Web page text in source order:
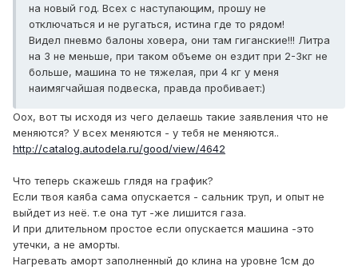
на новый год. Всех с наступающим, прошу не
отключаться и не ругаться, истина где то рядом!
Видел пневмо балоны ховера, они там гиганские!!! Литра
на 3 не меньше, при таком объеме он ездит при 2-3кг не
больше, машина то не тяжелая, при 4 кг у меня
наимягчайшая подвеска, правда пробивает:)
Оох, вот ты исходя из чего делаешь такие заявления что не
меняются? У всех меняются - у тебя не меняются..
http://catalog.autodela.ru/good/view/4642
Что теперь скажешь глядя на график?
Если твоя каяба сама опускается - сальник труп, и опыт не
выйдет из неё. т.е она тут -же лишится газа.
И при длительном простое если опускается машина -это
утечки, а не аморты.
Нагревать аморт заполненный до клина на уровне 1см до